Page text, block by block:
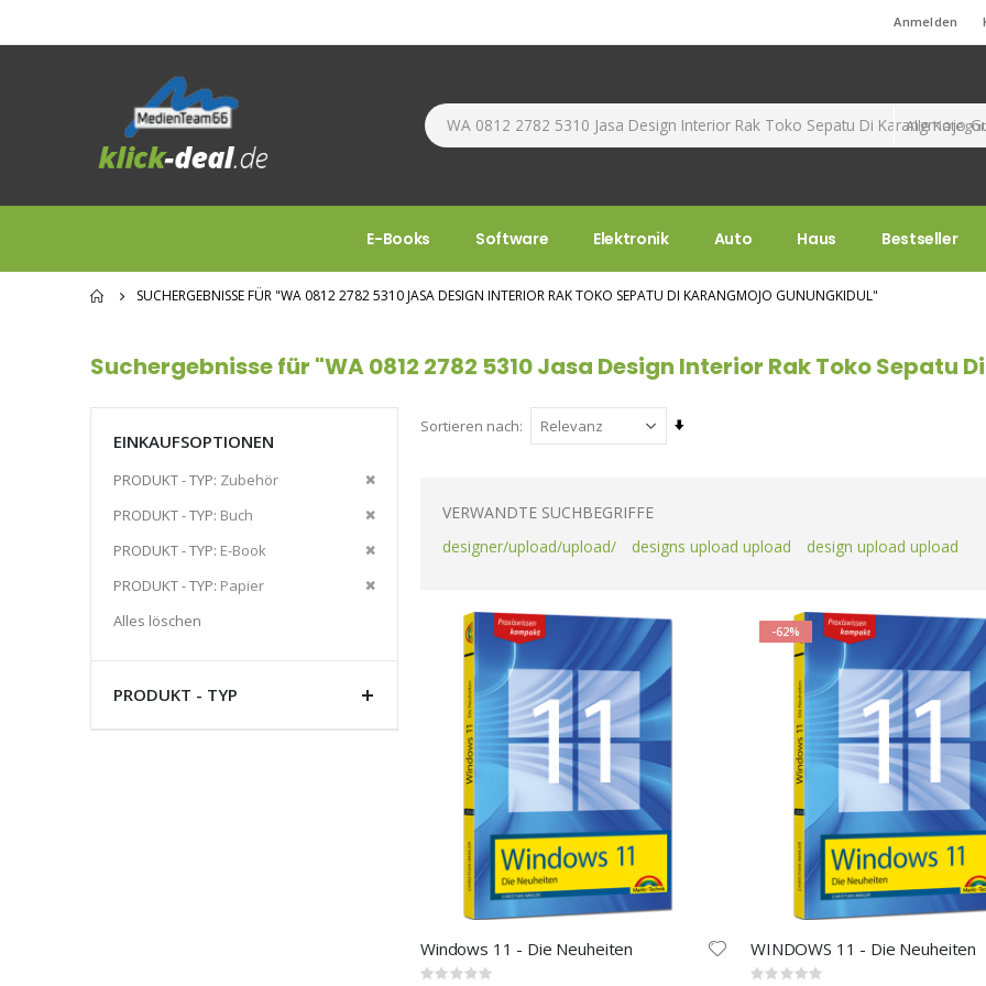
Anmelden
E-Books Software Elektronik Auto Haus Bestseller
SUCHERGEBNISSE FÜR "WA 0812 2782 5310 JASA DESIGN INTERIOR RAK TOKO SEPATU DI KARANGMOJO GUNUNGKIDUL"
Suchergebnisse für "WA 0812 2782 5310 Jasa Design Interior Rak Toko Sepatu
Sortieren nach
Aufsteigend
VERWANDTE SUCHBEGRIFFE
designer/upload/upload/
designs upload upload design upload upload
Windows 11 - Die Neuheiten
Rating:
-62%
WINDOWS 11 - Die Neuheiten
Rating:
EINKAUFSOPTIONEN
PRODUKT - TYP Zubehör
Diesen
PRODUKT - TYP Buch
Diesen
PRODUKT - TYP E-Book
Diesen
PRODUKT - TYP Papier
Diesen
Alles löschen
PRODUKT - TYP